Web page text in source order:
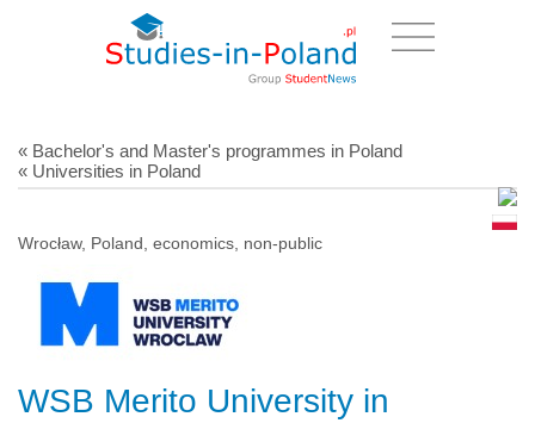
« Bachelor's and Master's programmes in Poland
« Universities in Poland
Wrocław, Poland, economics, non-public
WSB Merito University in